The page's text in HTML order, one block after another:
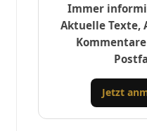
Immer
Aktuelle Texte,
Jetzt